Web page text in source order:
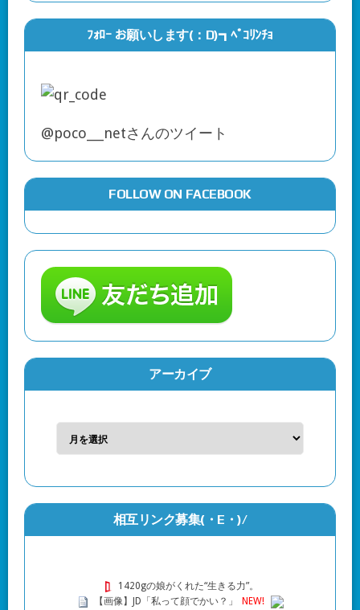
ﾌｫﾛｰ お願いします(：D)┓ﾍﾟｺﾘﾝﾁｮ
@poco___netさんのツイート
FOLLOW ON FACEBOOK
アーカイブ
相互リンク募集(・Ε・)/
1420gの娘がくれた“生きる力”。
【画像】JD「私って顔でかい？」
NEW!